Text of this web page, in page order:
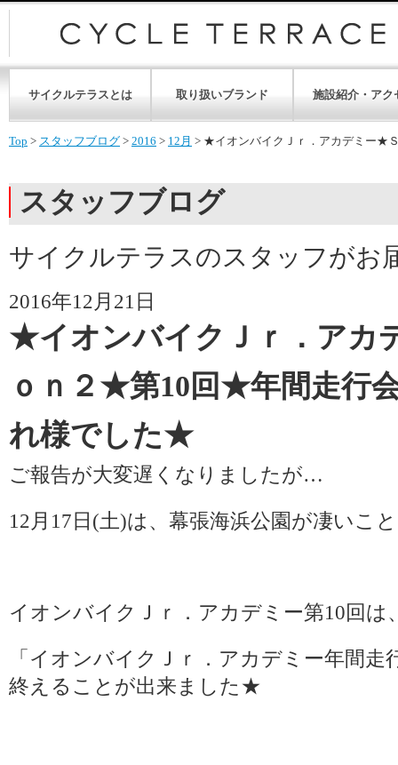
サイクルテラスとは 取り扱いブランド 施設紹介・アク
Top > スタッフブログ > 2016 > 12月 > ★イオンバイクＪｒ．アカデミー★
スタッフブログ
サイクルテラスのスタッフがお
2016年12月21日
★イオンバイクＪｒ．アカ
ｏｎ２★第10回★年間走行
れ様でした★
ご報告が大変遅くなりましたが…
12月17日(土)は、幕張海浜公園が凄いこ
イオンバイクＪｒ．アカデミー第10回
「イオンバイクＪｒ．アカデミー年間
終えることが出来ました★